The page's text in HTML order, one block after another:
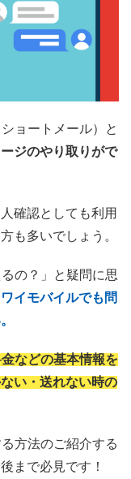
ョートメール）と
ジのやり取りがで
確認としても利用
も多いでしょう。
の？」と疑問に思
ワイモバイルでも問
などの基本情報を
い・送れない時の
方法のご紹介する
まで必見です！